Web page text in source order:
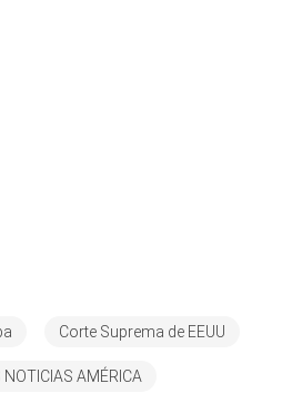
Corte Suprema de EEUU
NOTICIAS AMÉRICA